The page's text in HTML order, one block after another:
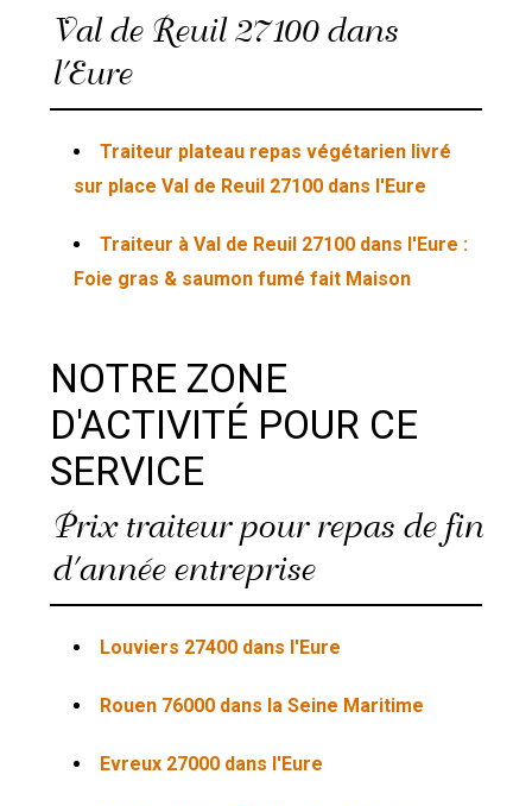
Val de Reuil 27100 dans
l'Eure
Traiteur plateau repas végétarien livré
sur place Val de Reuil 27100 dans l'Eure
Traiteur à Val de Reuil 27100 dans l'Eure :
Foie gras & saumon fumé fait Maison
NOTRE ZONE
D'ACTIVITÉ POUR CE
SERVICE
Prix traiteur pour repas de fin
d'année entreprise
Louviers 27400 dans l'Eure
Rouen 76000 dans la Seine Maritime
Evreux 27000 dans l'Eure